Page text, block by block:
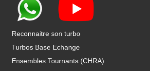
Reconnaitre son turbo
Turbos Base Echange
Ensembles Tournants (CHRA)